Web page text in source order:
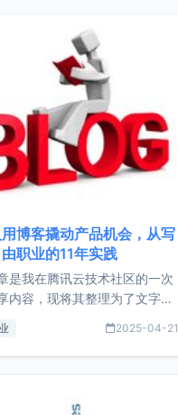
博客撬动产品机会，从写
职业的11年实践
是我在腾讯云技术社区的一次
内容，现将其整理为了文字
了写博客11年来的经历，以及
过渡到做产品和走向自由职业
故事。文中还首次公开了我的
2025-04-21